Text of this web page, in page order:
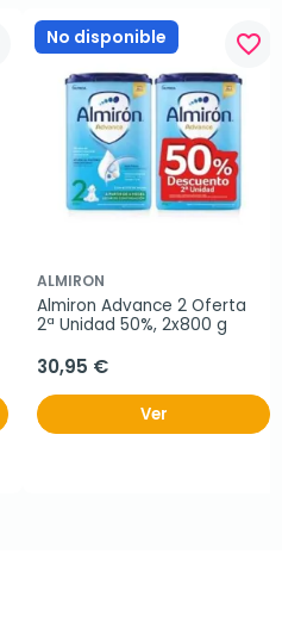
No disponible favorite_border
ALMIRON
Almiron Advance 2 Oferta
2ª Unidad 50%, 2x800 g
30,95 €
Ver